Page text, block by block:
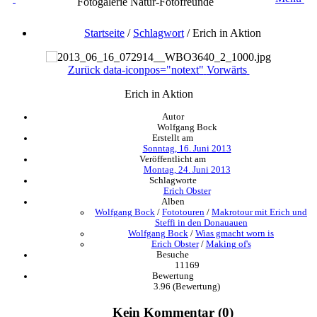
Startseite / Schlagwort /Erich in Aktion
Zurück data-iconpos="notext" Vorwärts
Erich in Aktion
Autor
Wolfgang Bock
Erstellt am
Sonntag, 16. Juni 2013
Veröffentlicht am
Montag, 24. Juni 2013
Schlagworte
Erich Obster
Alben
Wolfgang Bock / Fototouren / Makrotour mit Erich und
Steffi in den Donauauen
Wolfgang Bock / Wias gmacht worn is
Erich Obster/ Making of's
Besuche
11169
Bewertung
3.96 (Bewertung)
Kein Kommentar (0)